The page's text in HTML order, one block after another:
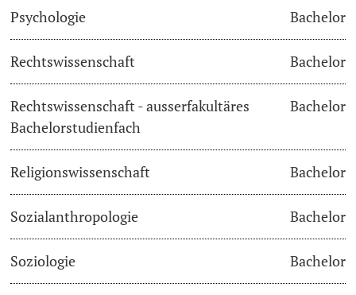
Psychologie Bachelor
Rechtswissenschaft Bachelor
Rechtswissenschaft - ausserfakultäres
Bachelorstudienfach
Bachelor
Religionswissenschaft Bachelor
Sozialanthropologie Bachelor
Soziologie Bachelor